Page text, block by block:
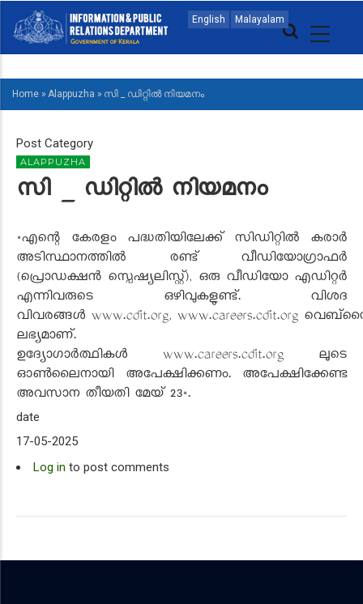
main
English Malayalam
MAIN
NAVIGATION
ENGLISH
BREADCRUMB
Home » Alappuzha » സി _ ഡിറ്റിൽ നിയമനം
Post Category
ALAPPUZHA
സി _ ഡിറ്റിൽ നിയമനം
*എന്റെ കേരളം പദ്ധതിയിലേക്ക് സിഡിറ്റിൽ കരാർ
അടിസ്ഥാനത്തിൽ രണ്ട് വീഡിയോഗ്രാഫർ
(പ്രൊഡക്ഷൻ സ്പെഷ്യലിസ്റ്റ്), ഒരു വീഡിയോ എഡിറ്റർ
എന്നിവരുടെ ഒഴിവുകളുണ്ട്. വിശദ
വിവരങ്ങൾ www.cdit.org, www.careers.cdit.org
ലഭ്യമാണ്.
ഉദ്യോഗാർത്ഥികൾ www.careers.cdit.org ലൂടെ
ഓൺലൈനായി അപേക്ഷിക്കണം. അപേക്ഷിക്കേണ്ട
അവസാന തീയതി മേയ് 23*.
date
17-05-2025
Log in to post comments